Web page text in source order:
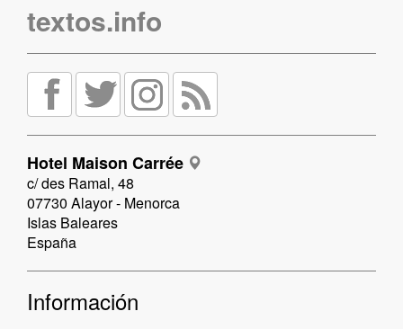
textos.info
Hotel Maison Carrée
c/ des Ramal, 48
07730 Alayor - Menorca
Islas Baleares
España
Información